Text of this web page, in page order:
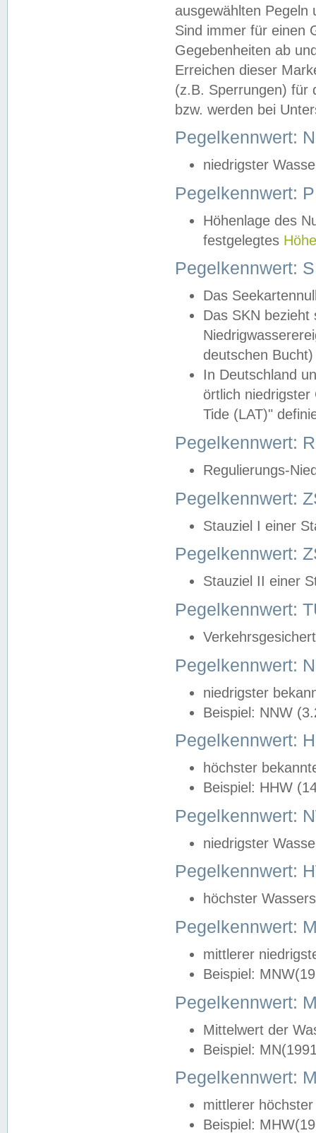
ausgewählten
Sind immer für einen
Gegebenheiten ab
Erreichen dieser
(z.B. Sperrungen) für
bzw. werden bei
Pegelkennwert:
niedrigster
Pegelkennwert:
Höhenlage des
festgelegtes
Pegelkennwert:
Das
Das SKN
deutschen
In Deutschland
örtlich
Tide (LAT)"
Pegelkennwert:
Regulierungs-
Pegelkennwert:
Stauziel I einer
Pegelkennwert:
Stauziel II einer
Pegelkennwert:
Pegelkennwert:
niedrigster
Beispiel: NNW
Pegelkennwert:
höchster
Beispiel: HHW
Pegelkennwert:
niedrigster
Pegelkennwert:
höchster
Pegelkennwert:
mittlerer
Beispiel:
Pegelkennwert:
Mittelwert der
Beispiel:
Pegelkennwert:
mittlerer
Beispiel: